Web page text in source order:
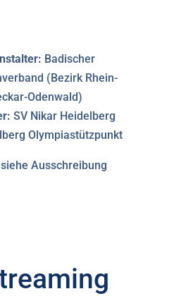
Badischer
(Bezirk Rhein-
Odenwald)
SV Nikar Heidelberg
Olympiastützpunkt
Ausschreibung